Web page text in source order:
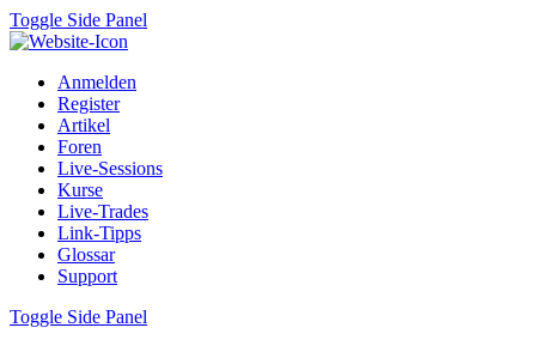
Toggle Side Panel
Anmelden
Register
Artikel
Foren
Live-Sessions
Kurse
Live-Trades
Link-Tipps
Glossar
Support
Toggle Side Panel